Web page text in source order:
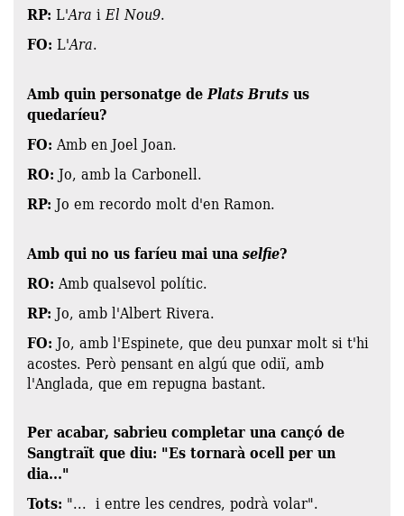
RP: L'Ara iEl Nou9.
FO: L'Ara.
Amb quin personatge dePlats Brutsus
quedaríeu?
FO: Amb en Joel Joan.
RO: Jo, amb la Carbonell.
RP: Jo em recordo molt d'en Ramon.
Amb qui no us faríeu mai unaselfie?
RO: Amb qualsevol polític.
RP: Jo, amb l'Albert Rivera.
FO: Jo, amb l'Espinete, que deu punxar molt si t'hi
acostes. Però pensant en algú que odiï, amb
l'Anglada, que em repugna bastant.
Per acabar, sabrieu completar una cançó de
Sangtraït que diu: "Es tornarà ocell per un
dia..."
Tots: "... i entre les cendres, podrà volar".